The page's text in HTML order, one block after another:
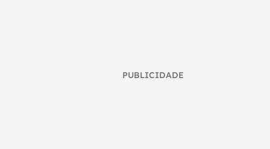
PUBLICIDADE